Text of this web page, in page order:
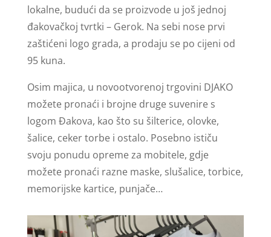
lokalne, budući da se proizvode u još jednoj
đakovačkoj tvrtki – Gerok. Na sebi nose prvi
zaštićeni logo grada, a prodaju se po cijeni od
95 kuna.
Osim majica, u novootvorenoj trgovini DJAKO
možete pronaći i brojne druge suvenire s
logom Đakova, kao što su šilterice, olovke,
šalice, ceker torbe i ostalo. Posebno ističu
svoju ponudu opreme za mobitele, gdje
možete pronaći razne maske, slušalice, torbice,
memorijske kartice, punjače…